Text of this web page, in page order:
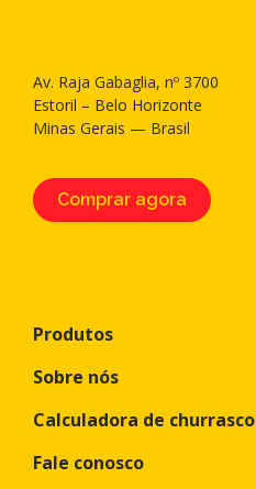
Av. Raja Gabaglia, nº 3700
Estoril – Belo Horizonte
Minas Gerais — Brasil
Comprar agora
Produtos
Sobre nós
Calculadora de churrasco
Fale conosco